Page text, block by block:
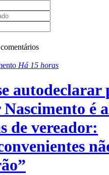
Há 15 horas
autodeclarar
é
de vereador: